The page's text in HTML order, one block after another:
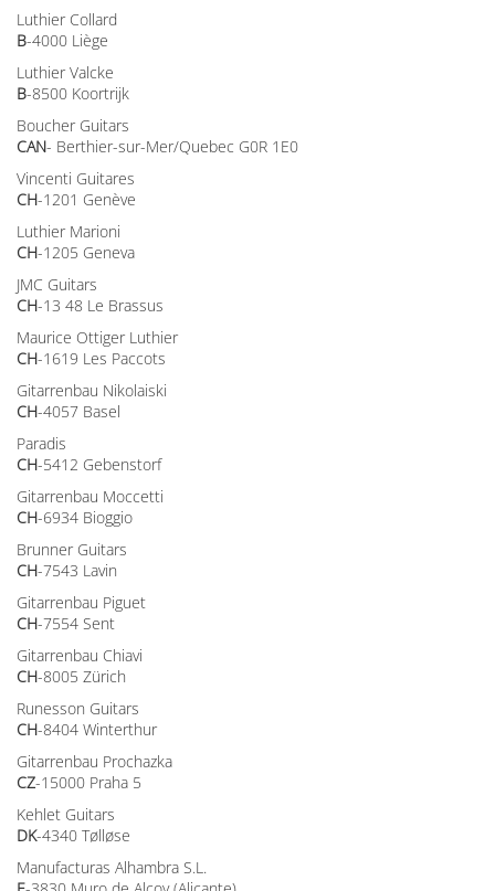
Luthier Collard
B-4000 Liège
Luthier Valcke
B-8500 Koortrijk
Boucher Guitars
CAN- Berthier-sur-Mer/Quebec G0R 1E0
Vincenti Guitares
CH-1201 Genève
Luthier Marioni
CH-1205 Geneva
JMC Guitars
CH-13 48 Le Brassus
Maurice Ottiger Luthier
CH-1619 Les Paccots
Gitarrenbau Nikolaiski
CH-4057 Basel
Paradis
CH-5412 Gebenstorf
Gitarrenbau Moccetti
CH-6934 Bioggio
Brunner Guitars
CH-7543 Lavin
Gitarrenbau Piguet
CH-7554 Sent
Gitarrenbau Chiavi
CH-8005 Zürich
Runesson Guitars
CH-8404 Winterthur
Gitarrenbau Prochazka
CZ-15000 Praha 5
Kehlet Guitars
DK-4340 Tølløse
Manufacturas Alhambra S.L.